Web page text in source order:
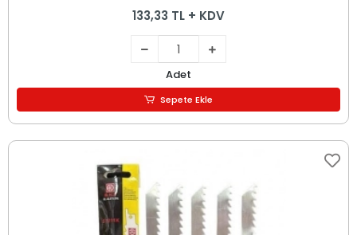
133,33 TL + KDV
Adet
Sepete Ekle